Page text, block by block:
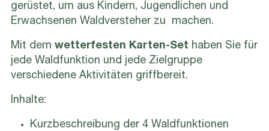
gerüstet, um aus Kindern, Jugendlichen und
Erwachsenen Waldversteher zu machen.
Mit dem wetterfesten Karten-Set haben Sie für
jede Waldfunktion und jede Zielgruppe
verschiedene Aktivitäten griffbereit.
Inhalte:
Kurzbeschreibung der 4 Waldfunktionen